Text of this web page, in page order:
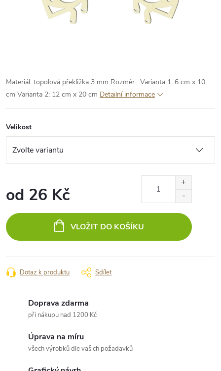
Materiál: topolová překližka 3 mm Rozměr: Varianta 1: 6 cm x 10
cm Varianta 2: 12 cm x 20 cm Detailní informace
Velikost
od 26 Kč
cena:
VLOŽIT DO KOŠÍKU
Dotaz k produktu Sdílet
Doprava zdarma
při nákupu nad 1200 Kč
Úprava na míru
všech výrobků dle vašich požadavků